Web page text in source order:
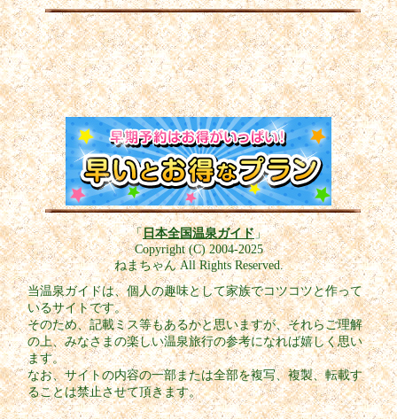
「日本全国温泉ガイド」
Copyright (C) 2004-2025
ねまちゃん All Rights Reserved.
当温泉ガイドは、個人の趣味として家族でコツコツと作って
いるサイトです。
そのため、記載ミス等もあるかと思いますが、それらご理解
の上、みなさまの楽しい温泉旅行の参考になれば嬉しく思い
ます。
なお、サイトの内容の一部または全部を複写、複製、転載す
ることは禁止させて頂きます。